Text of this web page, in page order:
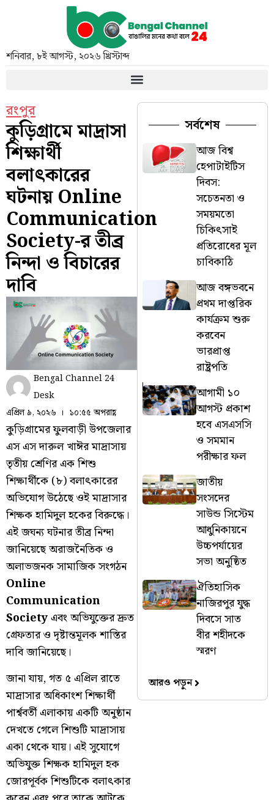
শনিবার,৮ই আগস্ট, ২০২৬ খ্রিস্টাব্দ
রংপুর
কুড়িগ্রামে মাদ্রাসা
শিক্ষার্থী
বলাৎকারের
ঘটনায় Online
Communication
Society-র তীব্র
নিন্দা ও বিচারের
দাবি
Bengal Channel 24
Desk
এপ্রিল ৯, ২০২৬
১০:৫৫ অপরাহ্ণ
কুড়িগ্রামের ফুলবাড়ী উপজেলার
এস এস দারুল খাঈর মাদ্রাসায়
তৃতীয় শ্রেণির এক শিশু
শিক্ষার্থীকে (৮) বলাৎকারের
অভিযোগ উঠেছে ওই মাদ্রাসার
শিক্ষক হামিদুল হকের বিরুদ্ধে।
এই জঘন্য ঘটনার তীব্র নিন্দা
জানিয়েছে অরাজনৈতিক ও
অলাভজনক সামাজিক সংগঠন
Online
Communication
Societyএবং অভিযুক্তের দ্রুত
গ্রেফতার ও দৃষ্টান্তমূলক শাস্তির
দাবি জানিয়েছে।
জানা যায়, গত ৫ এপ্রিল রাতে
মাদ্রাসার অধিকাংশ শিক্ষার্থী
পার্শ্ববর্তী এলাকায় একটি অনুষ্ঠান
দেখতে গেলে শিশুটি মাদ্রাসায়
একা থেকে যায়। এই সুযোগে
অভিযুক্ত শিক্ষক হামিদুল হক
জোরপূর্বক শিশুটিকে বলাৎকার
সর্বশেষ
আজ বিশ্ব
হেপাটাইটিস
দিবস:
সচেতনতা ও
সময়মতো
চিকিৎসাই
প্রতিরোধের মূল
চাবিকাঠি
আজ বঙ্গভবনে
প্রথম দাপ্তরিক
কার্যক্রম শুরু
করবেন
ভারপ্রাপ্ত
রাষ্ট্রপতি
আগামী ১০
আগস্ট প্রকাশ
হবে এসএসসি
ও সমমান
পরীক্ষার ফল
জাতীয়
সংসদের
সাউন্ড সিস্টেম
আধুনিকায়নে
উচ্চপর্যায়ের
সভা অনুষ্ঠিত
ঐতিহাসিক
নাজিরপুর যুদ্ধ
দিবসে সাত
বীর শহীদকে
স্মরণ
আরও পড়ুন